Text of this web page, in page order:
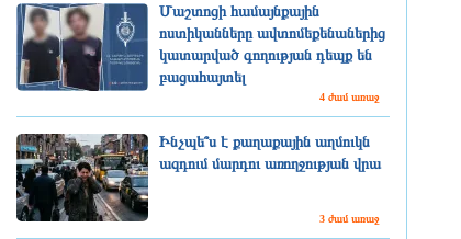
Մաշտոցի համայնքային
ոստիկանները ավտոմեքենաներից
կատարված գողության դեպք են
բացահայտել
4 ժամ առաջ
Ինչպե՞ս է քաղաքային աղմուկն
ազդում մարդու առողջության վրա
3 ժամ առաջ